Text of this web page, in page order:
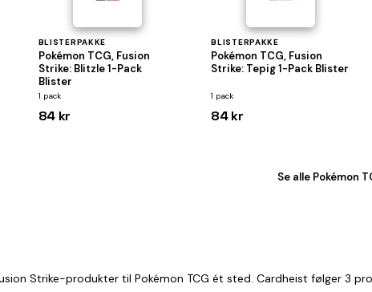
BLISTERPAKKE
Pokémon TCG, Fusion
Strike: Blitzle 1-Pack
Blister
1 pack
84 kr
BLISTERPAKKE
Pokémon TCG, Fusion
Strike: Tepig 1-Pack Blister
1 pack
84 kr
Se alle Pokémon
Strike-produkter til Pokémon TCG ét sted. Cardheist følger 3